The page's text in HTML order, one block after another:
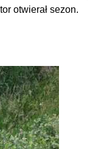
otwierał sezon.